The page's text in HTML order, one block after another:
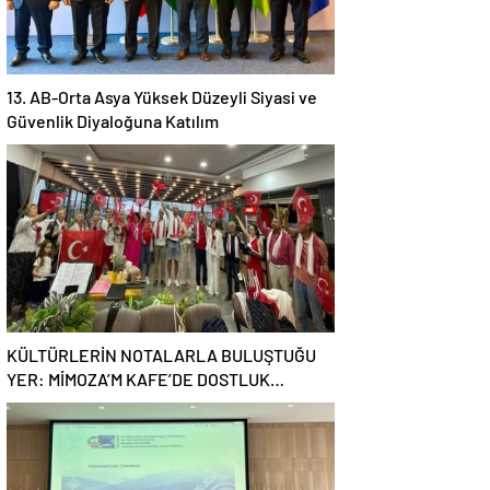
13. AB-Orta Asya Yüksek Düzeyli Siyasi ve
Güvenlik Diyaloğuna Katılım
KÜLTÜRLERİN NOTALARLA BULUŞTUĞU
YER: MİMOZA’M KAFE’DE DOSTLUK
RÜZGARI!